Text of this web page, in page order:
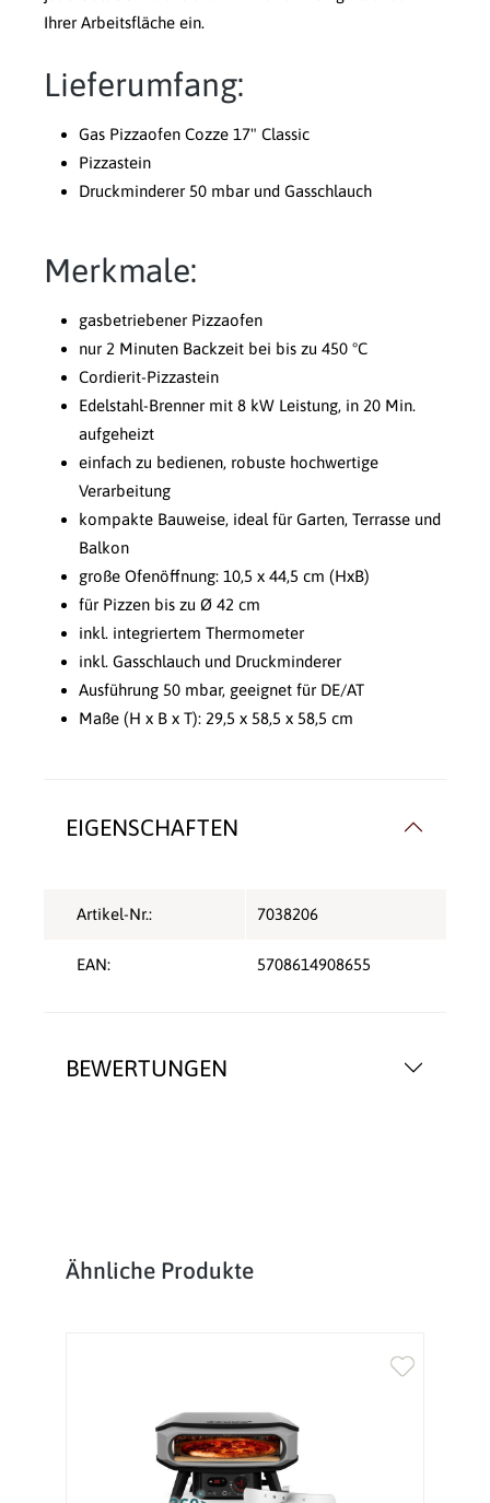
Ihrer Arbeitsfläche ein.
Lieferumfang:
Gas Pizzaofen Cozze 17" Classic
Pizzastein
Druckminderer 50 mbar und Gasschlauch
Merkmale:
gasbetriebener Pizzaofen
nur 2 Minuten Backzeit bei bis zu 450 °C
Cordierit-Pizzastein
Edelstahl-Brenner mit 8 kW Leistung, in 20 Min.
aufgeheizt
einfach zu bedienen, robuste hochwertige
Verarbeitung
kompakte Bauweise, ideal für Garten, Terrasse und
Balkon
große Ofenöffnung: 10,5 x 44,5 cm (HxB)
für Pizzen bis zu Ø 42 cm
inkl. integriertem Thermometer
inkl. Gasschlauch und Druckminderer
Ausführung 50 mbar, geeignet für DE/AT
Maße (H x B x T): 29,5 x 58,5 x 58,5 cm
BEWERTUNGEN
EIGENSCHAFTEN
Artikel-Nr.: 7038206
EAN: 5708614908655
Produktgalerie überspringen
Ähnliche Produkte